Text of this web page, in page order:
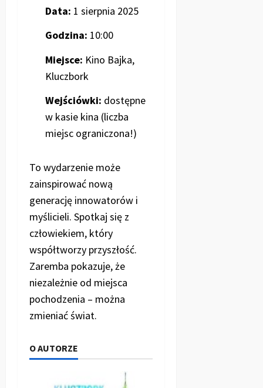
Data: 1 sierpnia 2025
Godzina: 10:00
Miejsce: Kino Bajka,
Kluczbork
Wejściówki: dostępne
w kasie kina (liczba
miejsc ograniczona!)
To wydarzenie może
zainspirować nową
generację innowatorów i
myślicieli. Spotkaj się z
człowiekiem, który
współtworzy przyszłość.
Zaremba pokazuje, że
niezależnie od miejsca
pochodzenia – można
zmieniać świat.
O AUTORZE